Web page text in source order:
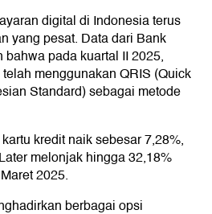
digital di Indonesia terus
yang pesat. Data dari Bank
pada kuartal II 2025,
menggunakan QRIS (Quick
Standard) sebagai metode
kredit naik sebesar 7,28%,
melonjak hingga 32,18%
2025.
berbagai opsi